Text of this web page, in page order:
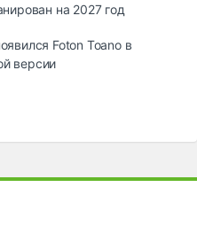
на 2027 год
Foton Toano в
версии